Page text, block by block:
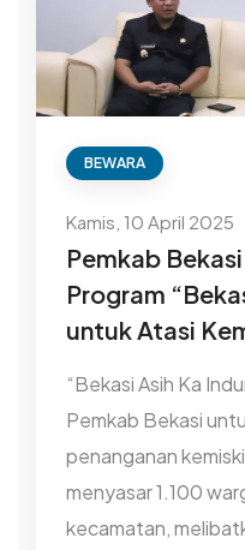
BEWARA
Kamis, 10 April 2025
Pemkab
Program
untuk Atasi
“Bekasi Asih Ka
Pemkab Bekasi
penanganan
menyasar 1.100
kecamatan,